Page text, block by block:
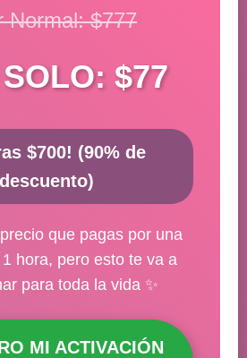
Normal: $777
$77
$700! (90% de
descuento)
que pagas por una
hora, pero esto te va a
para toda la vida ✨
MI ACTIVACIÓN